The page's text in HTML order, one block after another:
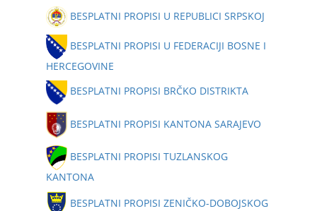
BESPLATNI PROPISI U REPUBLICI SRPSKOJ
BESPLATNI PROPISI U FEDERACIJI BOSNE I
HERCEGOVINE
BESPLATNI PROPISI BRČKO DISTRIKTA
BESPLATNI PROPISI KANTONA SARAJEVO
BESPLATNI PROPISI TUZLANSKOG
KANTONA
BESPLATNI PROPISI ZENIČKO-DOBOJSKOG